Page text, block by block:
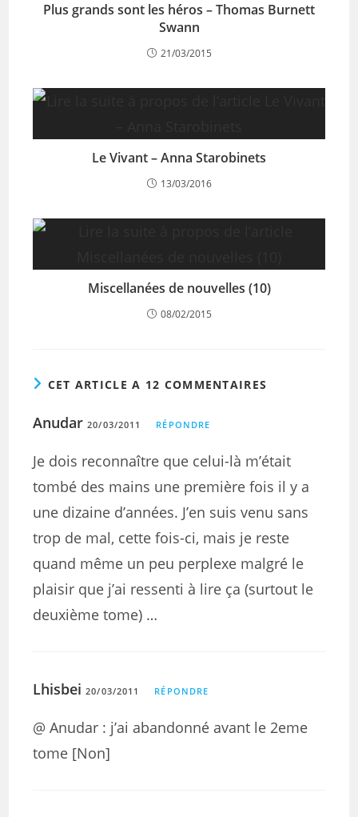
Plus grands sont les héros – Thomas Burnett
Swann
21/03/2015
Le Vivant – Anna Starobinets
13/03/2016
Miscellanées de nouvelles (10)
08/02/2015
CET ARTICLE A 12 COMMENTAIRES
Anudar 20/03/2011 RÉPONDRE
Je dois reconnaître que celui-là m’était
tombé des mains une première fois il y a
une dizaine d’années. J’en suis venu sans
trop de mal, cette fois-ci, mais je reste
quand même un peu perplexe malgré le
plaisir que j’ai ressenti à lire ça (surtout le
deuxième tome) …
Lhisbei 20/03/2011 RÉPONDRE
@ Anudar : j’ai abandonné avant le 2eme
tome [Non]